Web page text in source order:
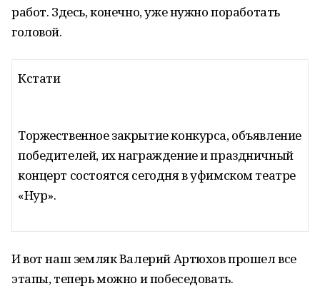
работ. Здесь, конечно, уже нужно поработать
головой.
Кстати
Торжественное закрытие конкурса, объявление
победителей, их награждение и праздничный
концерт состоятся сегодня в уфимском театре
«Нур».
И вот наш земляк Валерий Артюхов прошел все
этапы, теперь можно и побеседовать.